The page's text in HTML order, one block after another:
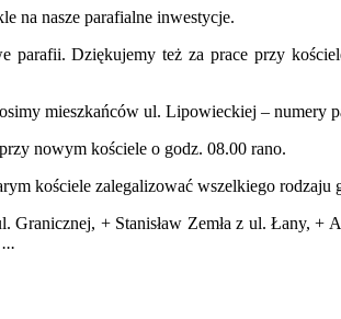
na nasze parafialne inwestycje.
parafii. Dziękujemy też za prace przy
mieszkańców ul. Lipowieckiej – numery
nowym kościele o godz. 08.00 rano.
kościele zalegalizować wszelkiego rodzaju
Granicznej, + Stanisław Zemła z ul. Łany,